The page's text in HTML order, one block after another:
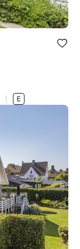
Bolig er
under dine
|